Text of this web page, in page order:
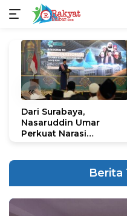
konten
«
Dari Surabaya,
Nasaruddin Umar
Perkuat Narasi
Berita